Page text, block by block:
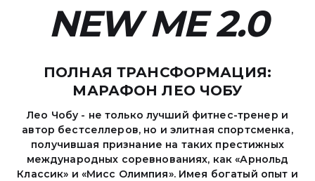
NEW ME 2.0
ПОЛНАЯ ТРАНСФОРМАЦИЯ:
МАРАФОН ЛЕО ЧОБУ
Лео Чобу - не только лучший фитнес-тренер и
автор бестселлеров, но и элитная спортсменка,
получившая признание на таких престижных
международных соревнованиях, как «Арнольд
Классик» и «Мисс Олимпия». Имея богатый опыт и